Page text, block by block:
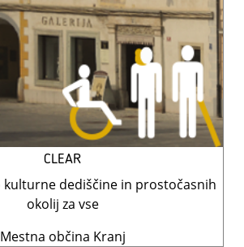
CLEAR
dediščine in prostočasnih
okolij za vse
Mestna občina Kranj